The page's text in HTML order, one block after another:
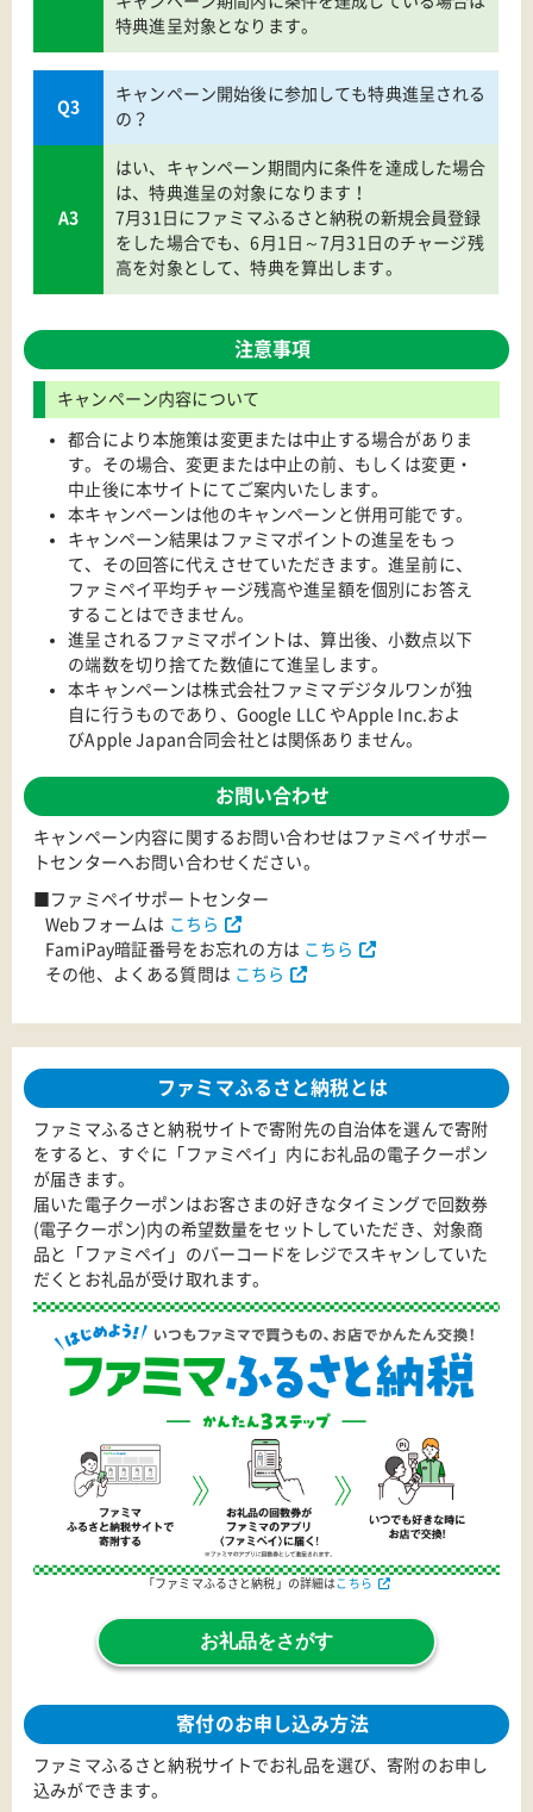
特典進呈対象となります。
Q3
キャンペーン開始後に参加しても特典進呈される
の？
A3
はい、キャンペーン期間内に条件を達成した場合
は、特典進呈の対象になります！
7月31日にファミマふるさと納税の新規会員登録
をした場合でも、6月1日～7月31日のチャージ残
高を対象として、特典を算出します。
注意事項
キャンペーン内容について
都合により本施策は変更または中止する場合がありま
す。その場合、変更または中止の前、もしくは変更・
中止後に本サイトにてご案内いたします。
本キャンペーンは他のキャンペーンと併用可能です。
キャンペーン結果はファミマポイントの進呈をもっ
て、その回答に代えさせていただきます。進呈前に、
ファミペイ平均チャージ残高や進呈額を個別にお答え
することはできません。
進呈されるファミマポイントは、算出後、小数点以下
の端数を切り捨てた数値にて進呈します。
本キャンペーンは株式会社ファミマデジタルワンが独
自に行うものであり、Google LLC やApple Inc.およ
びApple Japan合同会社とは関係ありません。
お問い合わせ
キャンペーン内容に関するお問い合わせはファミペイサポー
トセンターへお問い合わせください。
■ファミペイサポートセンター
Webフォームは こちら
FamiPay暗証番号をお忘れの方は こちら
その他、よくある質問は こちら
ファミマふるさと納税とは
ファミマふるさと納税サイトで寄附先の自治体を選んで寄附
をすると、すぐに「ファミペイ」内にお礼品の電子クーポン
が届きます。
届いた電子クーポンはお客さまの好きなタイミングで回数券
(電子クーポン)内の希望数量をセットしていただき、対象商
品と「ファミペイ」のバーコードをレジでスキャンしていた
だくとお礼品が受け取れます。
「ファミマふるさと納税」の詳細は こちら
お礼品をさがす
寄付のお申し込み方法
ファミマふるさと納税サイトでお礼品を選び、寄附のお申し
込みができます。